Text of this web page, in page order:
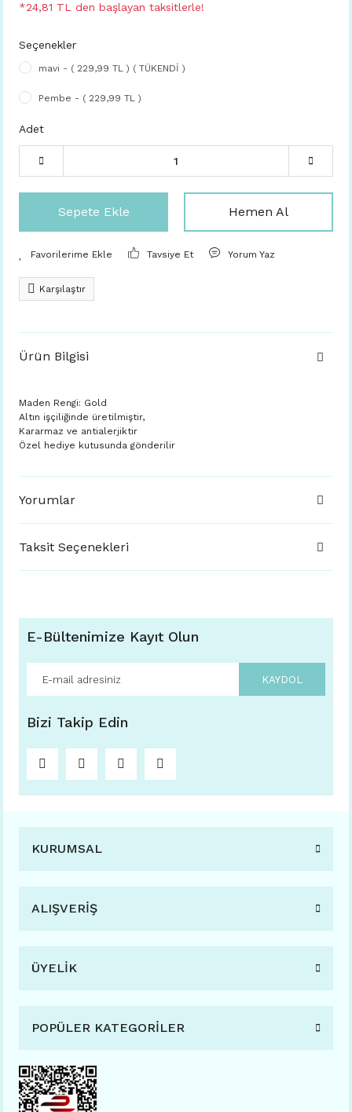
*24,81 TL den başlayan taksitlerle!
Seçenekler
mavi - ( 229,99 TL ) ( TÜKENDİ )
Pembe - ( 229,99 TL )
Adet
Sepete Ekle Hemen Al
Tavsiye Et Yorum Yaz
Karşılaştır
Ürün Bilgisi
Maden Rengi: Gold
Altın işçiliğinde üretilmiştir,
Kararmaz ve antialerjiktir
Özel hediye kutusunda gönderilir
Yorumlar
Taksit Seçenekleri
E-Bültenimize Kayıt Olun
KAYDOL
Bizi Takip Edin
KURUMSAL
ALIŞVERİŞ
ÜYELİK
POPÜLER KATEGORİLER